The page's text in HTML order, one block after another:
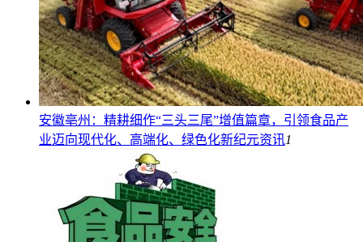
安徽亳州：精耕细作“三头三尾”增值篇章，引领食品产
业迈向现代化、高端化、绿色化新纪元资讯1